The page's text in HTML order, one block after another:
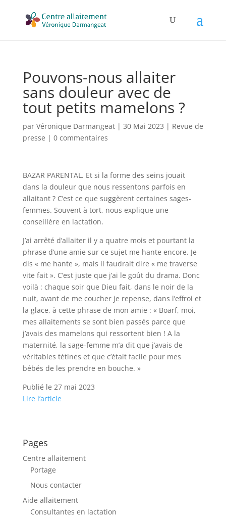
Pouvons-nous allaiter
sans douleur avec de
tout petits mamelons ?
par Véronique Darmangeat| 30 Mai 2023 | Revue de
presse | 0 commentaires
BAZAR PARENTAL. Et si la forme des seins jouait
dans la douleur que nous ressentons parfois en
allaitant ? C’est ce que suggèrent certaines sages-
femmes. Souvent à tort, nous explique une
conseillère en lactation.
J’ai arrêté d’allaiter il y a quatre mois et pourtant la
phrase d’une amie sur ce sujet me hante encore. Je
dis « me hante », mais il faudrait dire « me traverse
vite fait ». C’est juste que j’ai le goût du drama. Donc
voilà : chaque soir que Dieu fait, dans le noir de la
nuit, avant de me coucher je repense, dans l’effroi et
la glace, à cette phrase de mon amie : « Boarf, moi,
mes allaitements se sont bien passés parce que
j’avais des mamelons qui ressortent bien ! A la
maternité, la sage-femme m’a dit que j’avais de
véritables tétines et que c’était facile pour mes
bébés de les prendre en bouche. »
Publié le 27 mai 2023
Lire l’article
Pages
Centre allaitement
Portage
Nous contacter
Aide allaitement
Consultantes en lactation